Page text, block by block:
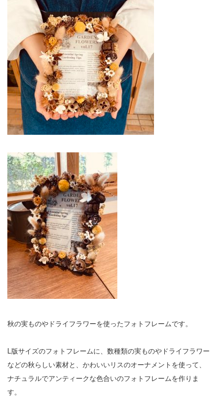
秋の実ものやドライフラワーを使ったフォトフレームです。
L版サイズのフォトフレームに、数種類の実ものやドライフラワー
などの秋らしい素材と、かわいいリスのオーナメントを使って、
ナチュラルでアンティークな色合いのフォトフレームを作りま
す。